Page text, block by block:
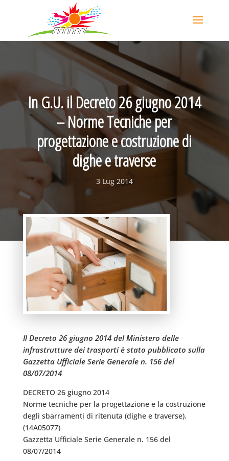
In G.U. il Decreto 26 giugno 2014
– Norme Tecniche per
progettazione e costruzione di
dighe e traverse
3 Lug 2014
Il Decreto 26 giugno 2014 del Ministero delle
infrastrutture dei trasporti è stato pubblicato sulla
Gazzetta Ufficiale Serie Generale n. 156 del
08/07/2014
DECRETO 26 giugno 2014
Norme tecniche per la progettazione e la costruzione
degli sbarramenti di ritenuta (dighe e traverse).
(14A05077)
Gazzetta Ufficiale Serie Generale n. 156 del
08/07/2014